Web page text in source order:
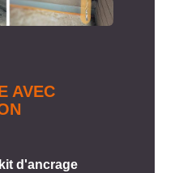
AVEC
d'ancrage